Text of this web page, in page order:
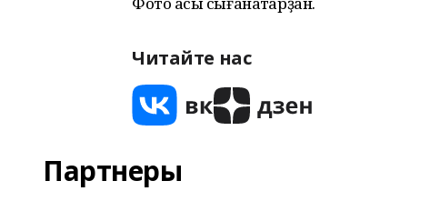
Читайте нас
Партнеры